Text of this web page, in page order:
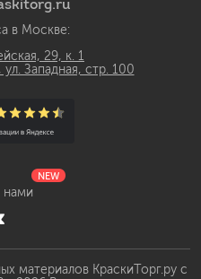
в Москве:
29, к. 1
Западная, стр. 100
нами
NEW
материалов КраскиТорг.ру с